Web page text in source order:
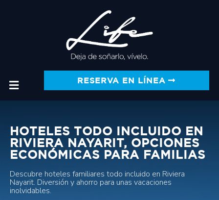
RESERVA EN LÍNEA
HOTELES TODO INCLUIDO EN
RIVIERA NAYARIT, OPCIONES
ECONÓMICAS PARA FAMILIAS
Descubre hoteles familiares todo incluido en Riviera
Nayarit. Diversión y ahorro para unas vacaciones
inolvidables.